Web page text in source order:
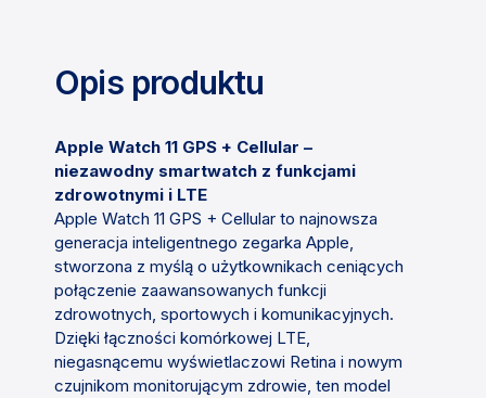
Opis produktu
Apple Watch 11 GPS + Cellular –
niezawodny smartwatch z funkcjami
zdrowotnymi i LTE
Apple Watch 11 GPS + Cellular to najnowsza
generacja inteligentnego zegarka Apple,
stworzona z myślą o użytkownikach ceniących
połączenie zaawansowanych funkcji
zdrowotnych, sportowych i komunikacyjnych.
Dzięki łączności komórkowej LTE,
niegasnącemu wyświetlaczowi Retina i nowym
czujnikom monitorującym zdrowie, ten model